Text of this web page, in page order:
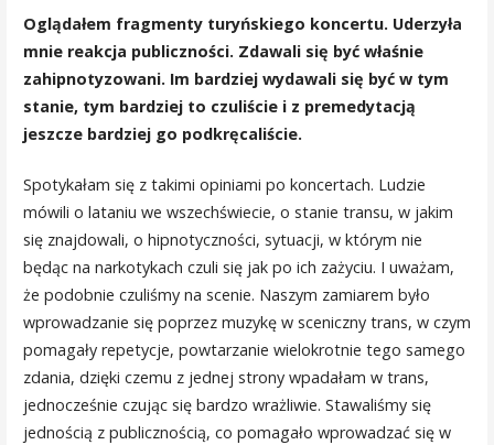
Oglądałem fragmenty turyńskiego koncertu. Uderzyła
mnie reakcja publiczności. Zdawali się być właśnie
zahipnotyzowani. Im bardziej wydawali się być w tym
stanie, tym bardziej to czuliście i z premedytacją
jeszcze bardziej go podkręcaliście.
Spotykałam się z takimi opiniami po koncertach. Ludzie
mówili o lataniu we wszechświecie, o stanie transu, w jakim
się znajdowali, o hipnotyczności, sytuacji, w którym nie
będąc na narkotykach czuli się jak po ich zażyciu. I uważam,
że podobnie czuliśmy na scenie. Naszym zamiarem było
wprowadzanie się poprzez muzykę w sceniczny trans, w czym
pomagały repetycje, powtarzanie wielokrotnie tego samego
zdania, dzięki czemu z jednej strony wpadałam w trans,
jednocześnie czując się bardzo wrażliwie. Stawaliśmy się
jednością z publicznością, co pomagało wprowadzać się w